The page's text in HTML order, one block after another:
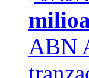
ABN